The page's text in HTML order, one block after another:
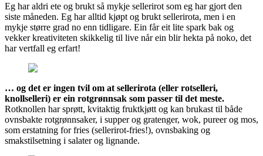
Eg har aldri ete og brukt så mykje sellerirot som eg har gjort den
siste måneden. Eg har alltid kjøpt og brukt sellerirota, men i en
mykje større grad no enn tidligare. Ein får eit lite spark bak og
vekker kreativiteten skikkelig til live når ein blir hekta på noko, det
har vertfall eg erfart!
… og det er ingen tvil om at sellerirota (eller rotselleri,
knollselleri) er ein rotgrønnsak som passer til det meste.
Rotknollen har sprøtt, kvitaktig fruktkjøtt og kan brukast til både
ovnsbakte rotgrønnsaker, i supper og gratenger, wok, pureer og mos,
som erstatning for fries (sellerirot-fries!), ovnsbaking og
smakstilsetning i salater og lignande.